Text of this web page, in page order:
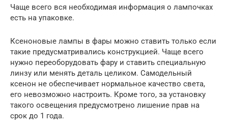
Чаще всего вся необходимая информация о лампочках
есть на упаковке.
Ксеноновые лампы в фары можно ставить только если
такие предусматривались конструкцией. Чаще всего
нужно переоборудовать фару и ставить специальную
линзу или менять деталь целиком. Самодельный
ксенон не обеспечивает нормальное качество света,
его невозможно настроить. Кроме того, за установку
такого освещения предусмотрено лишение прав на
срок до 1 года.